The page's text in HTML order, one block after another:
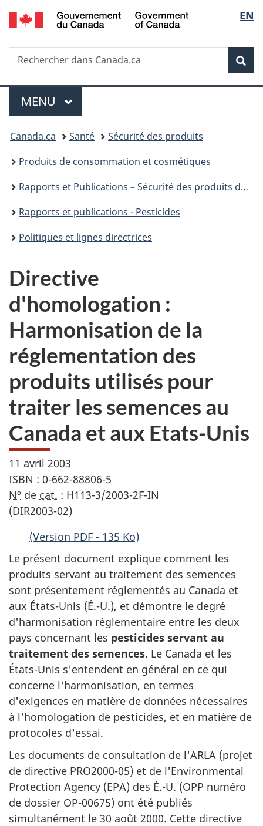
Passer
au
principal
Passer
à
Au
du
Passer
à
version
simplifiée
de
la
EN
Recherche
Rechercher
dans
Menu
MENU PRINCIPAL
Vous
êtes
ici :
Canada.ca Santé
Sécurité des produits
Produits de consommation et cosmétiques
Rapports et Publications – Sécurité des produits de consommation
Rapports et publications - Pesticides
Politiques et lignes directrices
Directive
d'homologation :
Harmonisation de la
réglementation des
produits utilisés pour
traiter les semences au
Canada et aux Etats-Unis
11 avril 2003
ISBN : 0-662-88806-5
Nº de cat. : H113-3/2003-2F-IN
(DIR2003-02)
(Version PDF - 135 Ko)
Le présent document explique comment les
produits servant au traitement des semences
sont présentement réglementés au Canada et
aux États-Unis (É.-U.), et démontre le degré
d'harmonisation réglementaire entre les deux
pays concernant les pesticides servant au
traitement des semences. Le Canada et les
États-Unis s'entendent en général en ce qui
concerne l'harmonisation, en termes
d'exigences en matière de données nécessaires
à l'homologation de pesticides, et en matière de
protocoles d'essai.
Les documents de consultation de l'ARLA (projet
de directive PRO2000-05) et de l'Environmental
Protection Agency (EPA) des É.-U. (OPP numéro
de dossier OP-00675) ont été publiés
simultanément le 30 août 2000. Cette directive